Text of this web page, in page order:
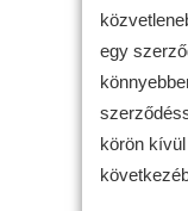
egy
körön